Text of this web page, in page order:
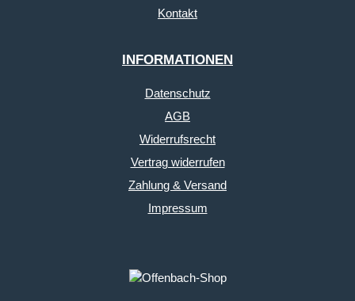
Kontakt
INFORMATIONEN
Datenschutz
AGB
Widerrufsrecht
Vertrag widerrufen
Zahlung & Versand
Impressum